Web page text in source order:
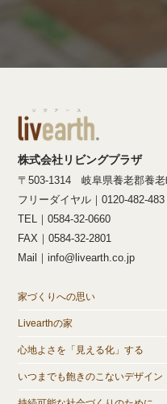
株式会社リビングプラザ
〒503-1314 岐阜県養老郡養老
フリーダイヤル｜0120-482-483
TEL｜0584-32-0660
FAX｜0584-32-2801
Mail｜info@livearth.co.jp
家づくりへの思い
Livearthの家
心地よさを「見える化」する
いつまでも飽きのこないデザイン